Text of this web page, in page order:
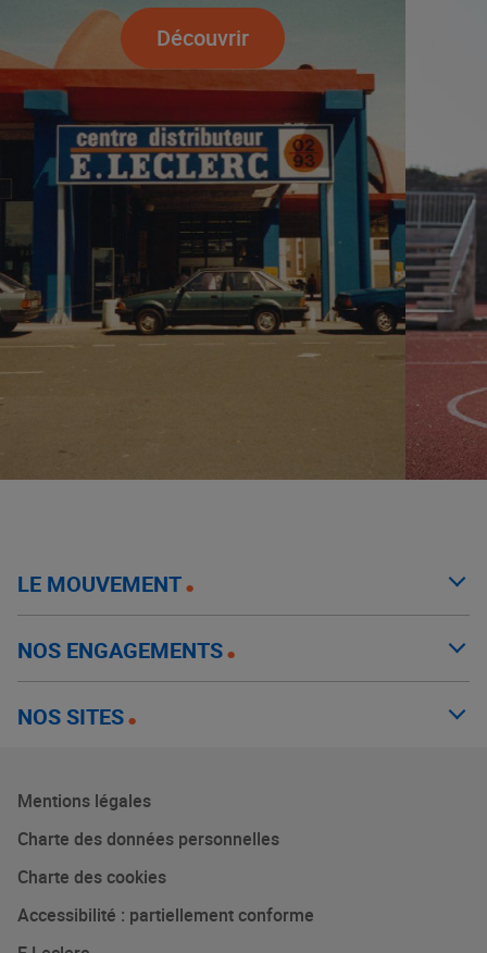
Découvrir
LE MOUVEMENT
NOS ENGAGEMENTS
NOS SITES
Mentions légales
Charte des données personnelles
Charte des cookies
Accessibilité : partiellement conforme